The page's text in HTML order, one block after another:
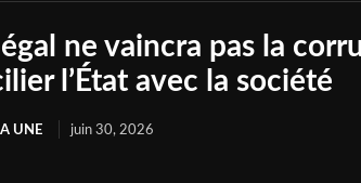
ne vaincra pas la
l’État avec la société
UNE juin 30, 2026